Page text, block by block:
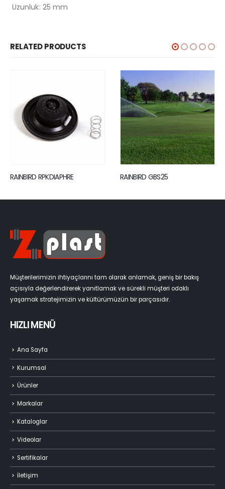
Uzunluk: 25 mm
RELATED PRODUCTS
RAINBIRD GBS25 RAINBIRD DBM10
Müşterilerimizin ihtiyaçlarını tam olarak anlamak, geniş bir bakış
açısıyla değerlendirerek yanıtlamak ve sürekli müşteri odaklı
yaşamak stratejimizin ve kültürümüzün bir parçasıdır.
HIZLI MENÜ
Ana Sayfa
Kurumsal
Ürünler
Markalar
Kataloglar
Videolar
Sertifikalar
İletişim